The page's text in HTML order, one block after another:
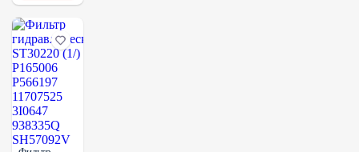
TRX15503601